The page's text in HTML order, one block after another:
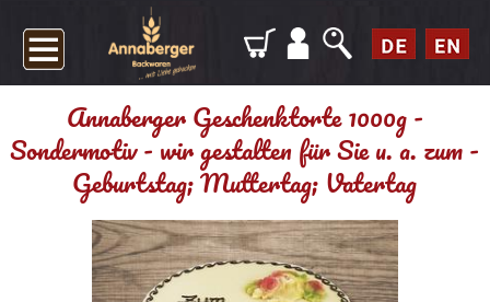
Annaberger Geschenktorte 1000g -
Sondermotiv - wir gestalten für Sie u. a. zum -
Geburtstag; Muttertag; Vatertag